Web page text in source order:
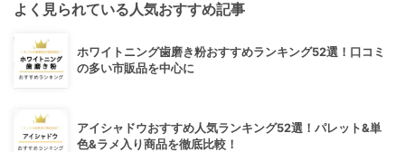
よく見られている人気おすすめ記事
ホワイトニング歯磨き粉おすすめランキング52選！口コミ
の多い市販品を中心に
アイシャドウおすすめ人気ランキング52選！パレット&単
色&ラメ入り商品を徹底比較！